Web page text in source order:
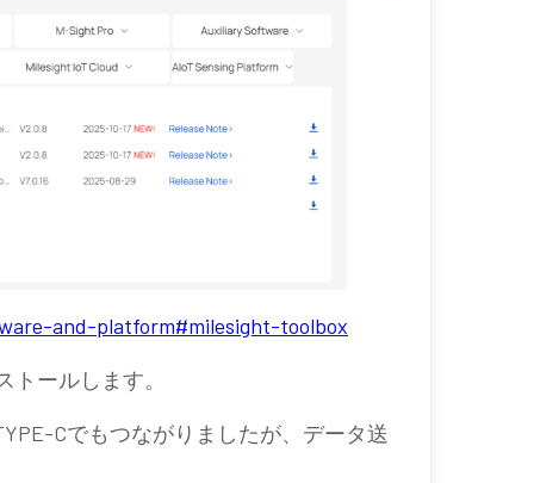
and-platform#milesight-toolbox
トールします。
Cでもつながりましたが、データ送